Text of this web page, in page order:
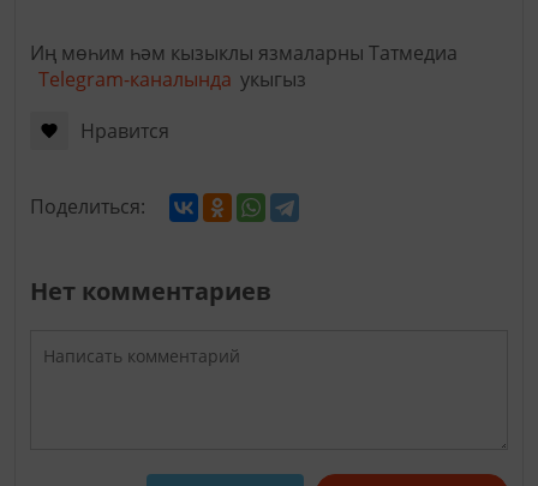
Иң мөһим һәм кызыклы язмаларны Татмедиа
Telegram-каналында укыгыз
Нравится
Поделиться:
Нет комментариев